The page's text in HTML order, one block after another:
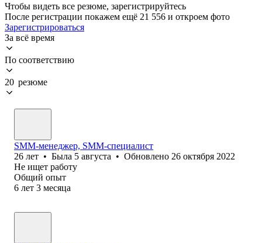
Чтобы видеть все резюме, зарегистрируйтесь
После регистрации покажем ещё 21 556 и откроем фото
Зарегистрироваться
За всё время
По соответствию
20 резюме
SMM-менеджер, SMM-специалист
26 лет • Была 5 августа • Обновлено 26 октября 2022
Не ищет работу
Общий опыт
6 лет 3 месяца